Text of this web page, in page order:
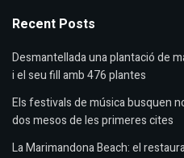
Recent Posts
Desmantellada una plantació de
i el seu fill amb 476 plantes
Els festivals de música busquen
dos mesos de les primeres cites
La Marimandona Beach: el